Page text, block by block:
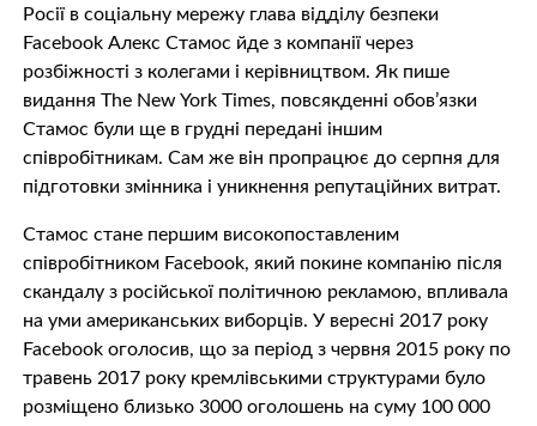
Росії в соціальну мережу глава відділу безпеки
Facebook Алекс Стамос йде з компанії через
розбіжності з колегами і керівництвом. Як пише
видання The New York Times, повсякденні обов’язки
Стамос були ще в грудні передані іншим
співробітникам. Сам же він пропрацює до серпня для
підготовки змінника і уникнення репутаційних витрат.
Стамос стане першим високопоставленим
співробітником Facebook, який покине компанію після
скандалу з російської політичною рекламою, впливала
на уми американських виборців. У вересні 2017 року
Facebook оголосив, що за період з червня 2015 року по
травень 2017 року кремлівськими структурами було
розміщено близько 3000 оголошень на суму 100 000